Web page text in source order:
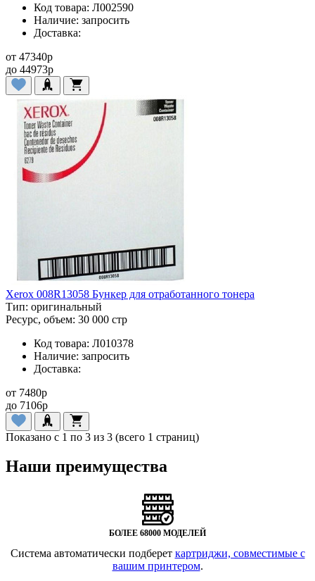
Код товара: Л002590
Наличие: запросить
Доставка:
от 47340p
до 44973p
Xerox 008R13058 Бункер для отработанного тонера
Тип: оригинальный
Ресурс, объем: 30 000 стр
Код товара: Л010378
Наличие: запросить
Доставка:
от 7480p
до 7106p
Показано с 1 по 3 из 3 (всего 1 страниц)
Наши преимущества
БОЛЕЕ 68000 МОДЕЛЕЙ
Система автоматически подберет картриджи, совместимые с
вашим принтером.